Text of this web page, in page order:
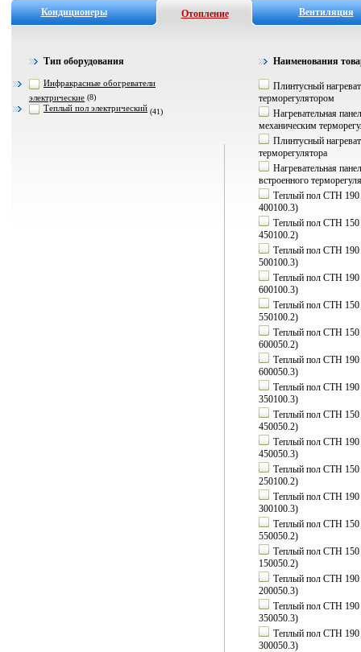
Кондиционеры Отопление Вентиляция
Тип оборудования
Инфракрасные обогреватели
электрические (8)
Теплый пол электрический (41)
Наименования
Плинтусный
терморегулятором
Нагревательная
механическим
Плинтусный
терморегулятора
Нагревательная
встроенного
Теплый пол СТН 190
400100.3)
Теплый пол СТН
450100.2)
Теплый пол СТН 190
500100.3)
Теплый пол СТН 190
600100.3)
Теплый пол СТН
550100.2)
Теплый пол СТН
600050.2)
Теплый пол СТН 190
600050.3)
Теплый пол СТН 190
350100.3)
Теплый пол СТН 150
450050.2)
Теплый пол СТН 190
450050.3)
Теплый пол СТН
250100.2)
Теплый пол СТН 190
300100.3)
Теплый пол СТН 150
550050.2)
Теплый пол СТН 150
150050.2)
Теплый пол СТН 190
200050.3)
Теплый пол СТН 190
350050.3)
Теплый пол СТН 190
300050.3)